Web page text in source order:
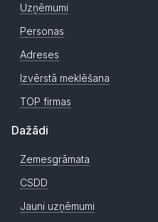
Uzņēmumi
Personas
Adreses
Izvērstā meklēšana
TOP firmas
Dažādi
Zemesgrāmata
CSDD
Jauni uzņēmumi